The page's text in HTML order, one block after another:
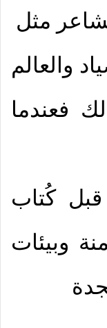
مثل
والعالم
ومع ذلك فعندما
كُتاب
وبيئات